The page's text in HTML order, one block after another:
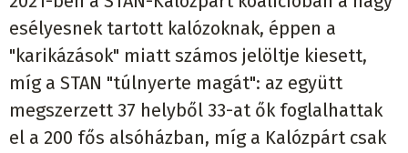
esélyesnek tartott kalózoknak, éppen a
"karikázások" miatt számos jelöltje kiesett,
míg a STAN "túlnyerte magát": az együtt
megszerzett 37 helyből 33-at ők foglalhattak
el a 200 fős alsóházban, míg a Kalózpárt csak